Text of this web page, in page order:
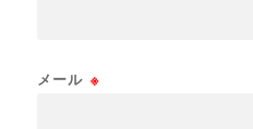
メール ※